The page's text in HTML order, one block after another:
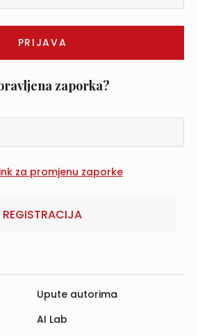
zaporka?
REGISTRACIJA
Upute autorima
AI Lab